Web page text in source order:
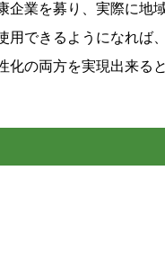
企業を募り、実際に地
用できるようになれば
の両方を実現出来ると